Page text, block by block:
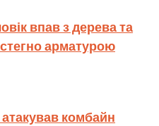
впав з дерева та
арматурою
комбайн